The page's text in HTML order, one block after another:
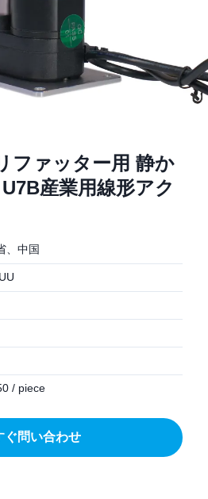
ファッター用 静か
産業用線形アク
、中国
/ piece
ぐ問い合わせ